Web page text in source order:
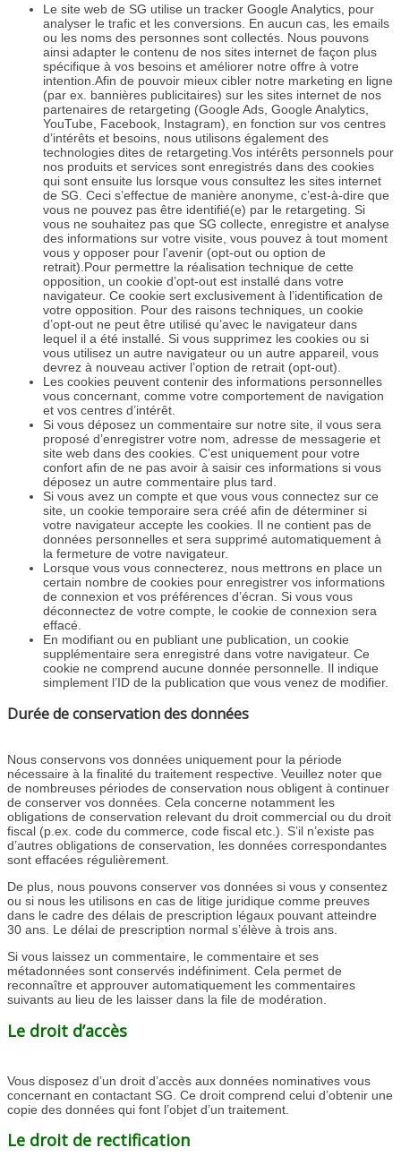
Le site web de SG utilise un tracker Google Analytics, pour
analyser le trafic et les conversions. En aucun cas, les emails
ou les noms des personnes sont collectés. Nous pouvons
ainsi adapter le contenu de nos sites internet de façon plus
spécifique à vos besoins et améliorer notre offre à votre
intention.Afin de pouvoir mieux cibler notre marketing en ligne
(par ex. bannières publicitaires) sur les sites internet de nos
partenaires de retargeting (Google Ads, Google Analytics,
YouTube, Facebook, Instagram), en fonction sur vos centres
d’intérêts et besoins, nous utilisons également des
technologies dites de retargeting.Vos intérêts personnels pour
nos produits et services sont enregistrés dans des cookies
qui sont ensuite lus lorsque vous consultez les sites internet
de SG. Ceci s’effectue de manière anonyme, c’est-à-dire que
vous ne pouvez pas être identifié(e) par le retargeting. Si
vous ne souhaitez pas que SG collecte, enregistre et analyse
des informations sur votre visite, vous pouvez à tout moment
vous y opposer pour l’avenir (opt-out ou option de
retrait).Pour permettre la réalisation technique de cette
opposition, un cookie d’opt-out est installé dans votre
navigateur. Ce cookie sert exclusivement à l’identification de
votre opposition. Pour des raisons techniques, un cookie
d’opt-out ne peut être utilisé qu’avec le navigateur dans
lequel il a été installé. Si vous supprimez les cookies ou si
vous utilisez un autre navigateur ou un autre appareil, vous
devrez à nouveau activer l’option de retrait (opt-out).
Les cookies peuvent contenir des informations personnelles
vous concernant, comme votre comportement de navigation
et vos centres d’intérêt.
Si vous déposez un commentaire sur notre site, il vous sera
proposé d’enregistrer votre nom, adresse de messagerie et
site web dans des cookies. C’est uniquement pour votre
confort afin de ne pas avoir à saisir ces informations si vous
déposez un autre commentaire plus tard.
Si vous avez un compte et que vous vous connectez sur ce
site, un cookie temporaire sera créé afin de déterminer si
votre navigateur accepte les cookies. Il ne contient pas de
données personnelles et sera supprimé automatiquement à
la fermeture de votre navigateur.
Lorsque vous vous connecterez, nous mettrons en place un
certain nombre de cookies pour enregistrer vos informations
de connexion et vos préférences d’écran. Si vous vous
déconnectez de votre compte, le cookie de connexion sera
effacé.
En modifiant ou en publiant une publication, un cookie
supplémentaire sera enregistré dans votre navigateur. Ce
cookie ne comprend aucune donnée personnelle. Il indique
simplement l’ID de la publication que vous venez de modifier.
Durée de conservation des données
Nous conservons vos données uniquement pour la période
nécessaire à la finalité du traitement respective. Veuillez noter que
de nombreuses périodes de conservation nous obligent à continuer
de conserver vos données. Cela concerne notamment les
obligations de conservation relevant du droit commercial ou du droit
fiscal (p.ex. code du commerce, code fiscal etc.). S’il n’existe pas
d’autres obligations de conservation, les données correspondantes
sont effacées régulièrement.
De plus, nous pouvons conserver vos données si vous y consentez
ou si nous les utilisons en cas de litige juridique comme preuves
dans le cadre des délais de prescription légaux pouvant atteindre
30 ans. Le délai de prescription normal s’élève à trois ans.
Si vous laissez un commentaire, le commentaire et ses
métadonnées sont conservés indéfiniment. Cela permet de
reconnaître et approuver automatiquement les commentaires
suivants au lieu de les laisser dans la file de modération.
Le droit d’accès
Vous disposez d’un droit d’accès aux données nominatives vous
concernant en contactant SG. Ce droit comprend celui d’obtenir une
copie des données qui font l’objet d’un traitement.
Le droit de rectification